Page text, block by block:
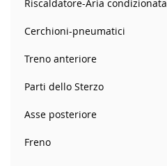
Riscaldatore-Aria condizionata
Cerchioni-pneumatici
Treno anteriore
Parti dello Sterzo
Asse posteriore
Freno